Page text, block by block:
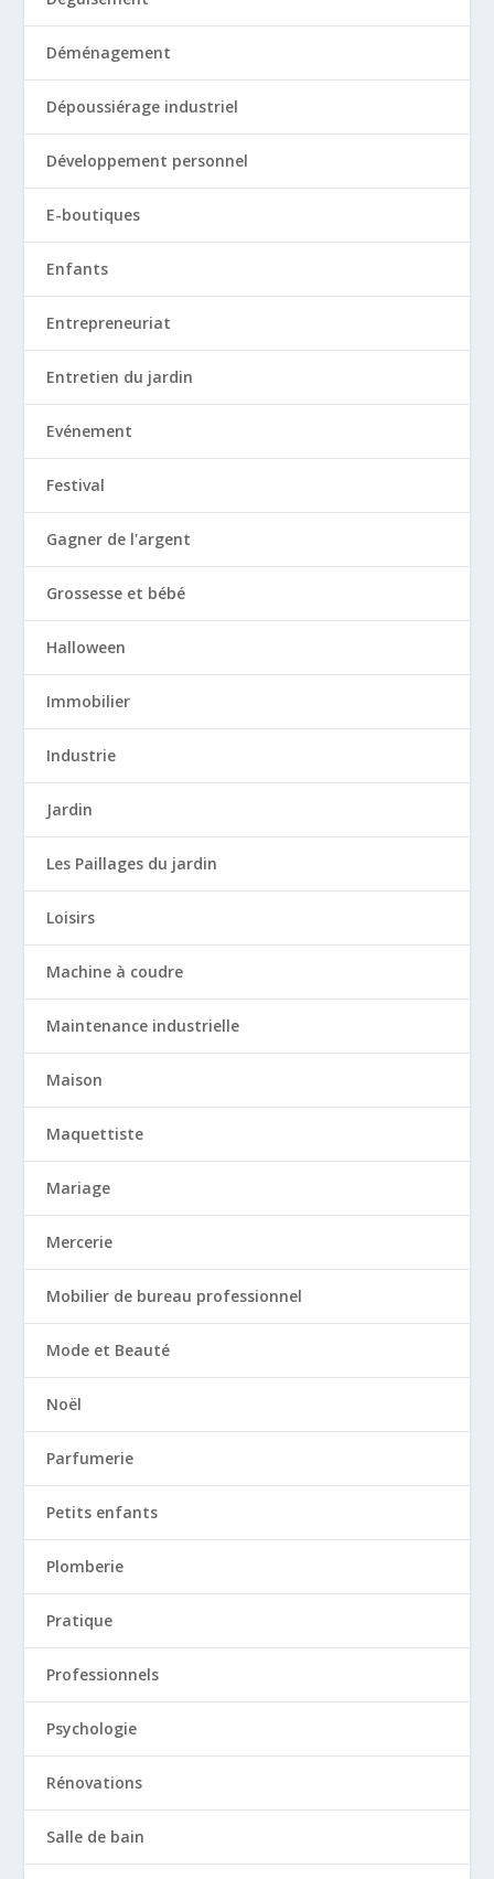
Déménagement
Dépoussiérage industriel
Développement personnel
E-boutiques
Enfants
Entrepreneuriat
Entretien du jardin
Evénement
Festival
Gagner de l'argent
Grossesse et bébé
Halloween
Immobilier
Industrie
Jardin
Les Paillages du jardin
Loisirs
Machine à coudre
Maintenance industrielle
Maison
Maquettiste
Mariage
Mercerie
Mobilier de bureau professionnel
Mode et Beauté
Noël
Parfumerie
Petits enfants
Plomberie
Pratique
Professionnels
Psychologie
Rénovations
Salle de bain